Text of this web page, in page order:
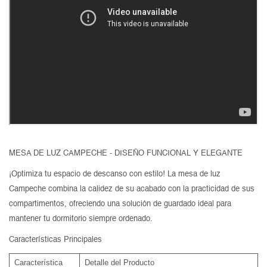
MESA DE LUZ CAMPECHE - DISEÑO FUNCIONAL Y ELEGANTE
¡Optimiza tu espacio de descanso con estilo! La mesa de luz
Campeche combina la calidez de su acabado con la practicidad de sus
compartimentos, ofreciendo una solución de guardado ideal para
mantener tu dormitorio siempre ordenado.
Características Principales
Característica Detalle del Producto